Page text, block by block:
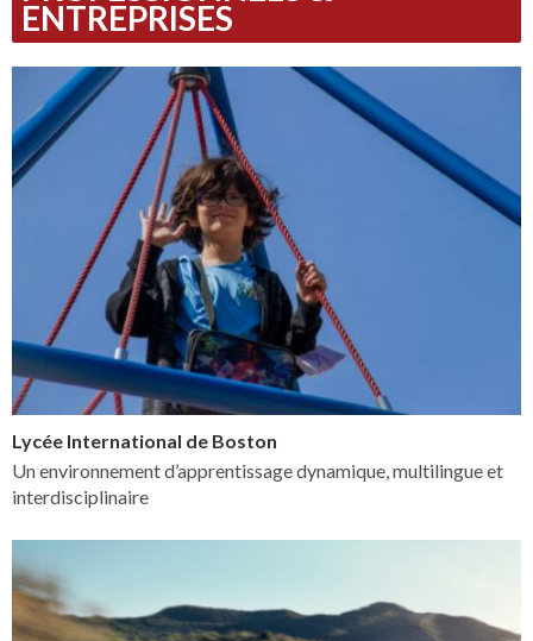
ENTREPRISES
Lycée International de Boston
Un environnement d’apprentissage dynamique, multilingue et
interdisciplinaire